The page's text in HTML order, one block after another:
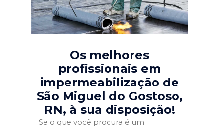
Os melhores
profissionais em
impermeabilização de
São Miguel do Gostoso,
RN, à sua disposição!
Se o que você procura é um